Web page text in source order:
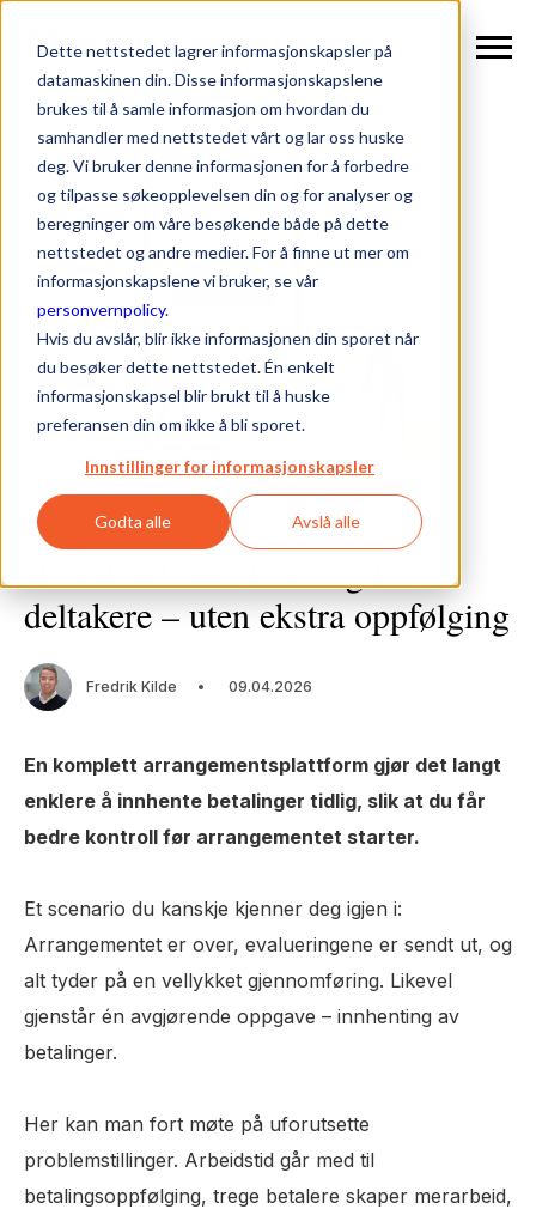
Dette nettstedet lagrer informasjonskapsler på
datamaskinen din. Disse informasjonskapslene
brukes til å samle informasjon om hvordan du
samhandler med nettstedet vårt og lar oss huske
deg. Vi bruker denne informasjonen for å forbedre
og tilpasse søkeopplevelsen din og for analyser og
beregninger om våre besøkende både på dette
nettstedet og andre medier. For å finne ut mer om
informasjonskapslene vi bruker, se vår
personvernpolicy.
Hvis du avslår, blir ikke informasjonen din sporet når
du besøker dette nettstedet. Én enkelt
informasjonskapsel blir brukt til å huske
preferansen din om ikke å bli sporet.
Innstillinger for informasjonskapsler
Godta alle Avslå alle
deltakere – uten ekstra oppfølging
Fredrik Kilde 09.04.2026
En komplett arrangementsplattform gjør det langt
enklere å innhente betalinger tidlig, slik at du får
bedre kontroll før arrangementet starter.
Et scenario du kanskje kjenner deg igjen i:
Arrangementet er over, evalueringene er sendt ut, og
alt tyder på en vellykket gjennomføring. Likevel
gjenstår én avgjørende oppgave – innhenting av
betalinger.
Her kan man fort møte på uforutsette
problemstillinger. Arbeidstid går med til
betalingsoppfølging, trege betalere skaper merarbeid,